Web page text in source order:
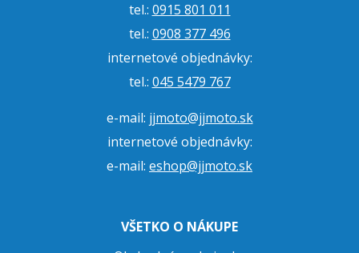
tel.: 0915 801 011
tel.: 0908 377 496
internetové objednávky:
tel.: 045 5479 767
e-mail: jjmoto@jjmoto.sk
internetové objednávky:
e-mail: eshop@jjmoto.sk
VŠETKO O NÁKUPE